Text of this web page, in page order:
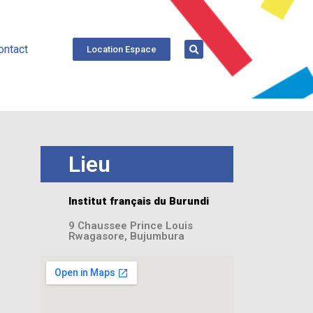
Location Espace
Lieu
Institut français du Burundi
9 Chaussee Prince Louis
Rwagasore, Bujumbura